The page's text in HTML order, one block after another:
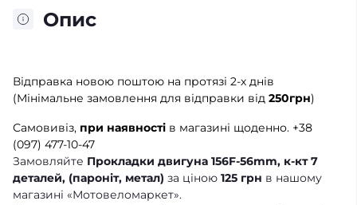
Опис
Відправка новою поштою на протязі 2-х днів
(Мінімальне замовлення для відправки від 250грн)
Самовивіз, при наявності в магазині щоденно. +38
(097) 477-10-47
Замовляйте Прокладки двигуна 156F-56mm, к-кт 7
деталей, (пароніт, метал) за ціною 125 грн в нашому
магазині «Мотовеломаркет».